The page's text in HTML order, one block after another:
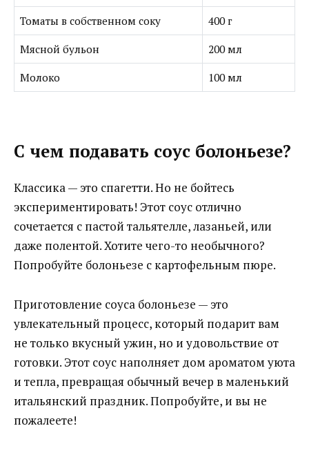
Томаты в собственном соку 400 г
Мясной бульон 200 мл
Молоко 100 мл
С чем подавать соус болоньезе?
Классика — это спагетти. Но не бойтесь
экспериментировать! Этот соус отлично
сочетается с пастой тальятелле, лазаньей, или
даже полентой. Хотите чего-то необычного?
Попробуйте болоньезе с картофельным пюре.
Приготовление соуса болоньезе — это
увлекательный процесс, который подарит вам
не только вкусный ужин, но и удовольствие от
готовки. Этот соус наполняет дом ароматом уюта
и тепла, превращая обычный вечер в маленький
итальянский праздник. Попробуйте, и вы не
пожалеете!